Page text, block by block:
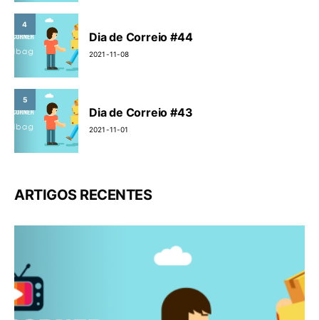
4
Dia de Correio #44
2021-11-08
5
Dia de Correio #43
2021-11-01
ARTIGOS RECENTES